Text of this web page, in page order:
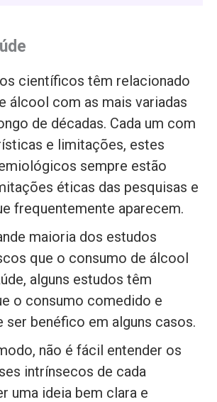
científicos têm relacionado
álcool com as mais variadas
de décadas. Cada um com
e limitações, estes
sempre estão
éticas das pesquisas e
frequentemente aparecem.
maioria dos estudos
que o consumo de álcool
alguns estudos têm
o consumo comedido e
ser benéfico em alguns casos.
não é fácil entender os
intrínsecos de cada
uma ideia bem clara e